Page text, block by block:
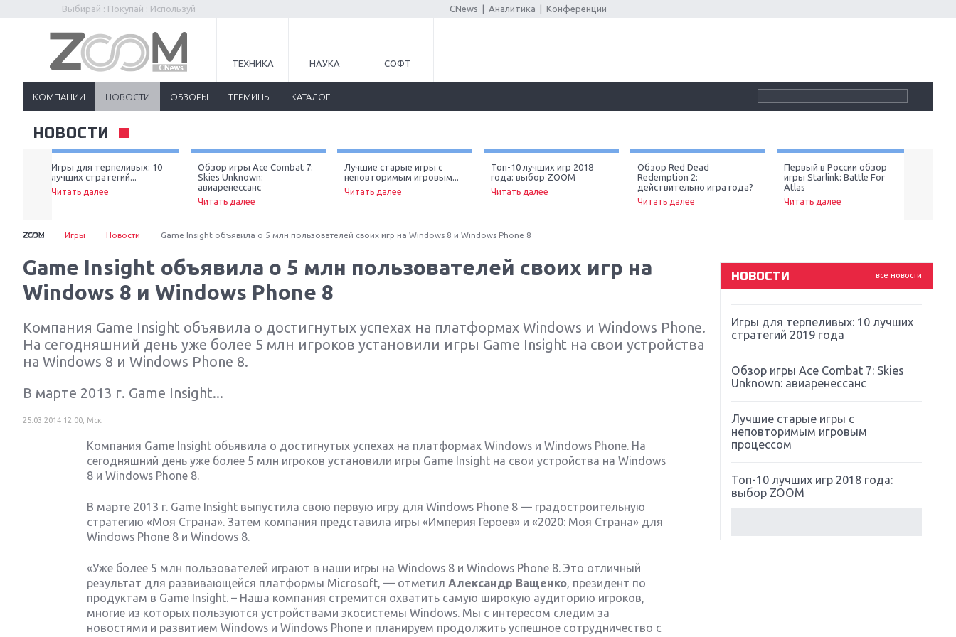
Выбирай : Покупай : Используй CNews Аналитика Конференции
ТЕХНИКА НАУКА СОФТ
КОМПАНИИ НОВОСТИ ОБЗОРЫ ТЕРМИНЫ КАТАЛОГ
НОВОСТИ
Игры для терпеливых: 10
лучших стратегий...
Читать далее
Обзор игры Ace Combat 7:
Skies Unknown:
авиаренессанс
Читать далее
Лучшие старые игры с
неповторимым игровым...
Читать далее
Топ-10 лучших игр 2018
года: выбор ZOOM
Читать далее
Обзор Red Dead
Redemption 2:
действительно игра года?
Читать далее
Первый в России обзор
игры Starlink: Battle For
Atlas
Читать далее
Next
Игры Новости Game Insight объявила о 5 млн пользователей своих игр на Windows 8 и Windows Phone 8
Game Insight объявила о 5 млн пользователей своих игр на
Windows 8 и Windows Phone 8
Компания Game Insight объявила о достигнутых успехах на платформах Windows и Windows Phone.
На сегодняшний день уже более 5 млн игроков установили игры Game Insight на свои устройства
на Windows 8 и Windows Phone 8.
В марте 2013 г. Game Insight...
25.03.2014 12:00, Мск
Компания Game Insight объявила о достигнутых успехах на платформах Windows и Windows Phone. На
сегодняшний день уже более 5 млн игроков установили игры Game Insight на свои устройства на Windows
8 и Windows Phone 8.
В марте 2013 г. Game Insight выпустила свою первую игру для Windows Phone 8 — градостроительную
стратегию «Моя Страна». Затем компания представила игры «Империя Героев» и «2020: Моя Страна» для
Windows Phone 8 и Windows 8.
«Уже более 5 млн пользователей играют в наши игры на Windows 8 и Windows Phone 8. Это отличный
результат для развивающейся платформы Microsoft, — отметил Александр Ващенко, президент по
продуктам в Game Insight. – Наша компания стремится охватить самую широкую аудиторию игроков,
многие из которых пользуются устройствами экосистемы Windows. Мы с интересом следим за
новостями и развитием Windows и Windows Phone и планируем продолжить успешное сотрудничество с
все новости
НОВОСТИ
Новинки для Nintendo Switch:
Labo, South Park и ремастер Dark
Far Cry 5: хвалить нельзя ругать
Игры для терпеливых: 10 лучших
стратегий 2019 года
Обзор игры Ace Combat 7: Skies
Unknown: авиаренессанс
Лучшие старые игры с
неповторимым игровым
процессом
Топ-10 лучших игр 2018 года:
выбор ZOOM